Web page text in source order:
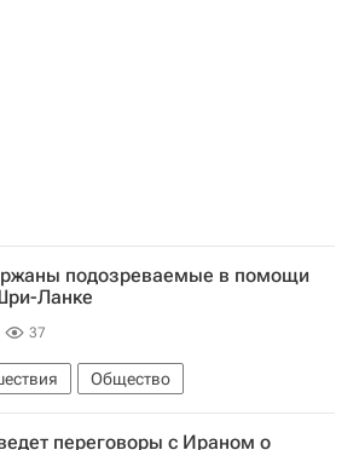
подозреваемые в помощи
Ланке
37
Общество
переговоры с Ираном о